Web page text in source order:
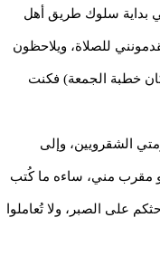
بداية سلوك طريق أهل
للصلاة، ويلاحظون
خطبة الجمعة) فكنت
الشقرويين، وإلى
مقرب مني، ساءه ما كُتب
على الصبر، ولا تُعاملوا